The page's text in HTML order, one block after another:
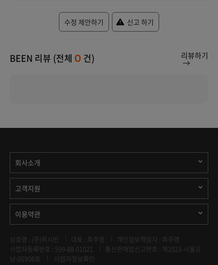
수정 제안하기 신고 하기
BEEN 리뷰 (전체 0 건) 리뷰하기
회사소개
고객지원
이용약관
상호명 : (주)위시빈 대표 : 최주영
개인정보책임자 : 최주영
사업자등록번호 : 599-88-01021
통신판매업신고번호 : 제2023-서울강
남-05908호
사업자정보확인